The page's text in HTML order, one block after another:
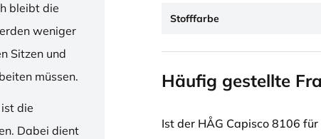
bleibt die
weniger
Sitzen und
müssen.
die
Dabei dient
Stofffarbe
Häufig gestellte
Ist der HÅG Capisco 8106